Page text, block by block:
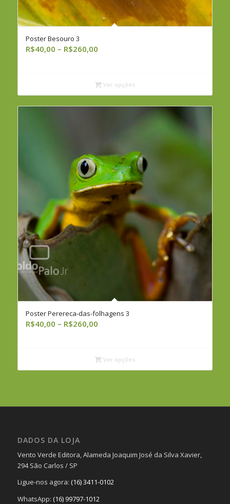
Poster Besouro 3
R$40,00 – R$260,00Faixa
R$40,00
através
Ver opções
Poster Perereca-das-folhagens 3
R$40,00 – R$260,00Faixa
R$40,00
através
Ver opções
DADOS DA LOJA
Vento Verde Editora, Alameda Joaquim José da Silva Xavier,
294 São Carlos / SP
Ligue-nos agora: (16) 3411-0102
WhatsApp: (16) 99797-1012